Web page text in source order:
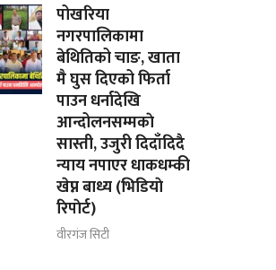
पोखरिया
नगरपालिकामा
बेथितिको चाङ, खाता
मै घुस दिएको फिर्ता
पाउन धर्नादेखि
आन्दोलनसम्मकाे
सास्ती, उजुरी दिदाँदिदै
न्याय नपाएर धाकधम्की
खेप्न बाध्य (भिडियाे
रिपाेर्ट)
वीरगंज सिटी